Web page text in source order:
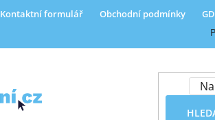
Kontaktní formulář Obchodní podmínky